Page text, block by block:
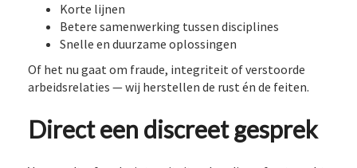
Korte lijnen
Betere samenwerking tussen disciplines
Snelle en duurzame oplossingen
Of het nu gaat om fraude, integriteit of verstoorde
arbeidsrelaties — wij herstellen de rust én de feiten.
Direct een discreet gesprek